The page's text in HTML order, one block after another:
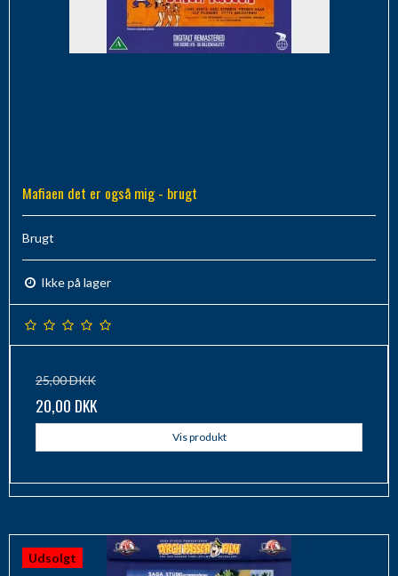
Mafiaen det er også mig - brugt
Brugt
Ikke på lager
25,00 DKK
20,00 DKK
Vis produkt
Udsolgt